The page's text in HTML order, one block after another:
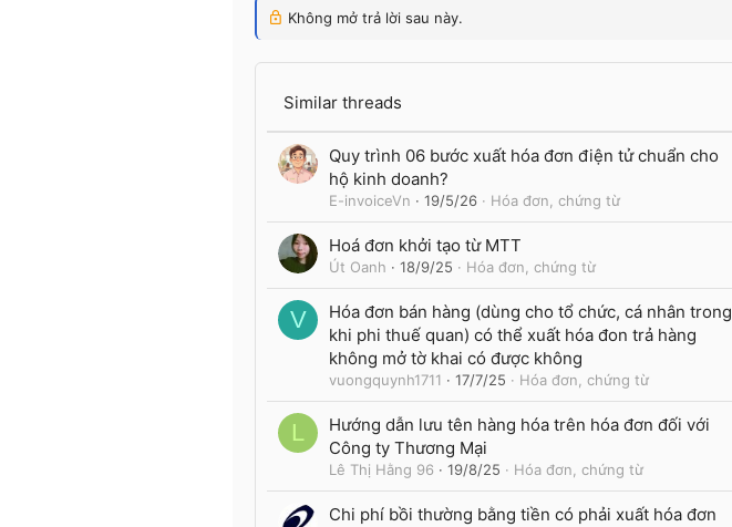
Không mở trả lời sau này.
Similar threads
Quy trình 06 bước xuất hóa đơn điện tử chuẩn cho
hộ kinh doanh?
E-invoiceVn 19/5/26 Hóa đơn, chứng từ
Hoá đơn khởi tạo từ MTT
Út Oanh 18/9/25 Hóa đơn, chứng từ
V
Hóa đơn bán hàng (dùng cho tổ chức, cá nhân trong
khi phi thuế quan) có thể xuất hóa đon trả hàng
không mở tờ khai có được không
vuongquynh1711 17/7/25 Hóa đơn, chứng từ
L
Hướng dẫn lưu tên hàng hóa trên hóa đơn đối với
Công ty Thương Mại
Lê Thị Hằng 96 19/8/25 Hóa đơn, chứng từ
Chi phí bồi thường bằng tiền có phải xuất hóa đơn